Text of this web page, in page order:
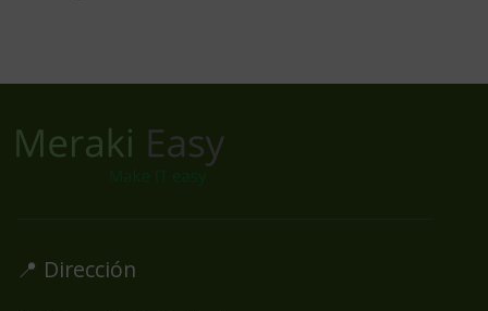
📍 Dirección